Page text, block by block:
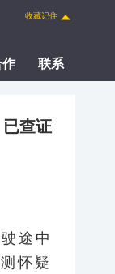
收藏记住
作 联系
查证
途中
怀疑